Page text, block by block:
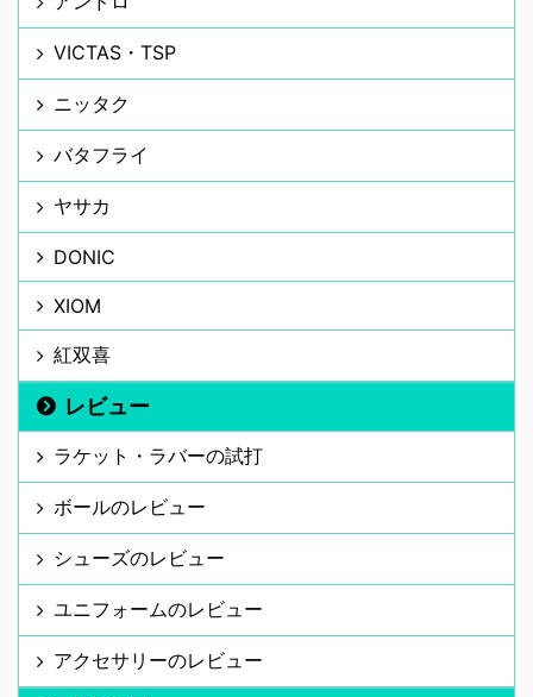
VICTAS・TSP
ニッタク
バタフライ
ヤサカ
DONIC
XIOM
紅双喜
レビュー
ラケット・ラバーの試打
ボールのレビュー
シューズのレビュー
ユニフォームのレビュー
アクセサリーのレビュー